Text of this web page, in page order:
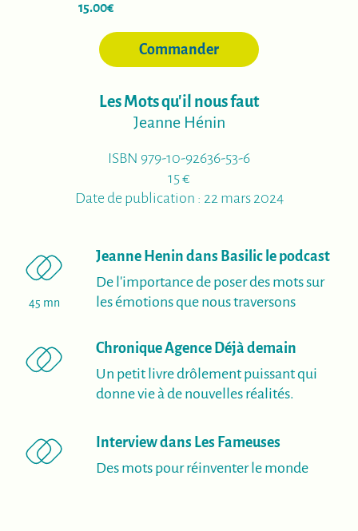
15.00€
Commander
Les Mots qu'il nous faut
Jeanne Hénin
ISBN 979-10-92636-53-6
15 €
Date de publication : 22 mars 2024
45 mn
Jeanne Henin dans Basilic le podcast
De l'importance de poser des mots sur
les émotions que nous traversons
Chronique Agence Déjà demain
Un petit livre drôlement puissant qui
donne vie à de nouvelles réalités.
Interview dans Les Fameuses
Des mots pour réinventer le monde